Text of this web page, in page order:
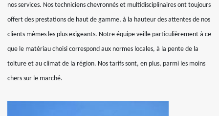
nos services. Nos techniciens chevronnés et multidisciplinaires ont toujours
offert des prestations de haut de gamme, à la hauteur des attentes de nos
clients mêmes les plus exigeants. Notre équipe veille particulièrement à ce
que le matériau choisi correspond aux normes locales, à la pente de la
toiture et au climat de la région. Nos tarifs sont, en plus, parmi les moins
chers sur le marché.